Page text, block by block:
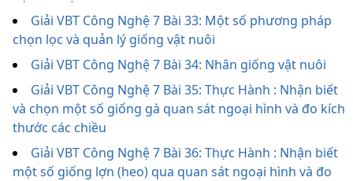
Giải VBT Công Nghệ 7 Bài 33: Một số phương pháp
chọn lọc và quản lý giống vật nuôi
Giải VBT Công Nghệ 7 Bài 34: Nhân giống vật nuôi
Giải VBT Công Nghệ 7 Bài 35: Thực Hành : Nhận biết
và chọn một số giống gà quan sát ngoại hình và đo kích
thước các chiều
Giải VBT Công Nghệ 7 Bài 36: Thực Hành : Nhận biết
một số giống lợn (heo) qua quan sát ngoại hình và đo